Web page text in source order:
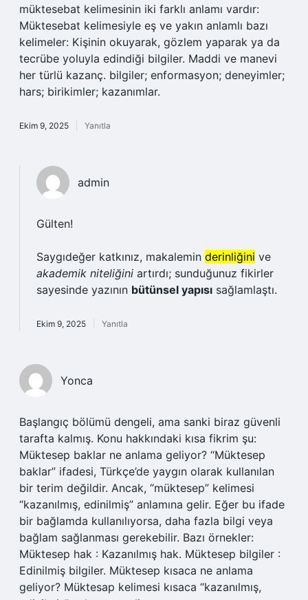
müktesebat kelimesinin iki farklı anlamı vardır:
Müktesebat kelimesiyle eş ve yakın anlamlı bazı
kelimeler: Kişinin okuyarak, gözlem yaparak ya da
tecrübe yoluyla edindiği bilgiler. Maddi ve manevi
her türlü kazanç. bilgiler; enformasyon; deneyimler;
hars; birikimler; kazanımlar.
Ekim 9, 2025 Yanıtla
admin
Gülten!
Saygıdeğer katkınız, makalemin derinliğini ve
akademik niteliğini artırdı; sunduğunuz fikirler
sayesinde yazının bütünsel yapısı sağlamlaştı.
Ekim 9, 2025 Yanıtla
Yonca
Başlangıç bölümü dengeli, ama sanki biraz güvenli
tarafta kalmış. Konu hakkındaki kısa fikrim şu:
Müktesep baklar ne anlama geliyor? “Müktesep
baklar” ifadesi, Türkçe’de yaygın olarak kullanılan
bir terim değildir. Ancak, “müktesep” kelimesi
“kazanılmış, edinilmiş” anlamına gelir. Eğer bu ifade
bir bağlamda kullanılıyorsa, daha fazla bilgi veya
bağlam sağlanması gerekebilir. Bazı örnekler:
Müktesep hak : Kazanılmış hak. Müktesep bilgiler :
Edinilmiş bilgiler. Müktesep kısaca ne anlama
geliyor? Müktesap kelimesi kısaca “kazanılmış,